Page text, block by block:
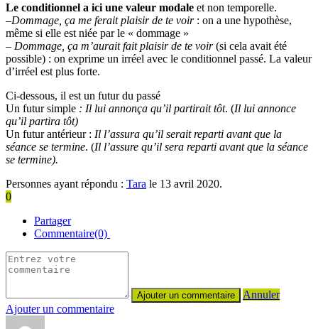
Le conditionnel a ici une valeur modale et non temporelle.
–Dommage, ça me ferait plaisir de te voir: on a une hypothèse,
même si elle est niée par le « dommage »
– Dommage, ça m’aurait fait plaisir de te voir(si cela avait été
possible) : on exprime un irréel avec le conditionnel passé. La valeur
d’irréel est plus forte.
Ci-dessous, il est un futur du passé
Un futur simple : Il lui annonça qu’il partirait tôt. (Il lui annonce
qu’il partira tôt)
Un futur antérieur : Il l’assura qu’il serait reparti avant que la
séance se termine. (Il l’assure qu’il sera reparti avant que la séance
se termine).
Personnes ayant répondu : Tara le 13 avril 2020.
0
Partager
Commentaire(0)
Annuler
Ajouter un commentaire